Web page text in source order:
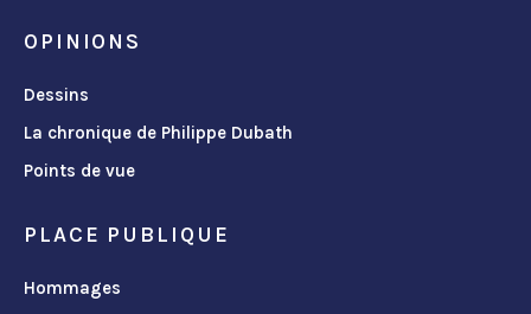
OPINIONS
Dessins
La chronique de Philippe Dubath
Points de vue
PLACE PUBLIQUE
Hommages